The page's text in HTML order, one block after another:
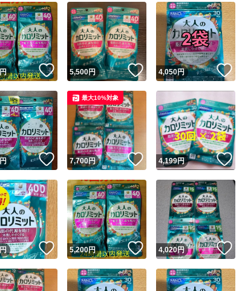
ユーザーの実績
Yahoo!フリマが定めた一定の基準を満たしたユー
安心取引出品者
円 いいね！
5,500円 いいね！
4,050円 い
円 いいね！
7,700円 いいね！
最大10%対象
4,199円 い
円 いいね！
5,200円 いいね！
4,020円